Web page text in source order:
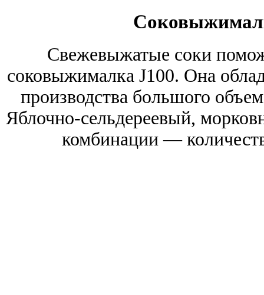
Свежевыжатые соки
соковыжималка J100. Она
производства большого
Яблочно-сельдереевый,
комбинации —